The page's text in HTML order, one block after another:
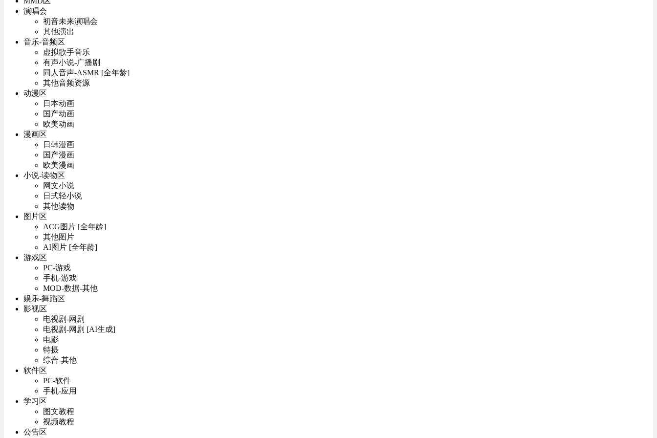
演唱会
初音未来演唱会
其他演出
音乐-音频区
虚拟歌手音乐
有声小说-广播剧
同人音声-ASMR [全年龄]
其他音频资源
动漫区
日本动画
国产动画
欧美动画
漫画区
日韩漫画
国产漫画
欧美漫画
小说-读物区
网文小说
日式轻小说
其他读物
图片区
ACG图片 [全年龄]
其他图片
AI图片 [全年龄]
游戏区
PC-游戏
手机-游戏
MOD-数据-其他
娱乐-舞蹈区
影视区
电视剧-网剧
电视剧-网剧 [AI生成]
电影
特摄
综合-其他
软件区
PC-软件
手机-应用
学习区
图文教程
视频教程
公告区